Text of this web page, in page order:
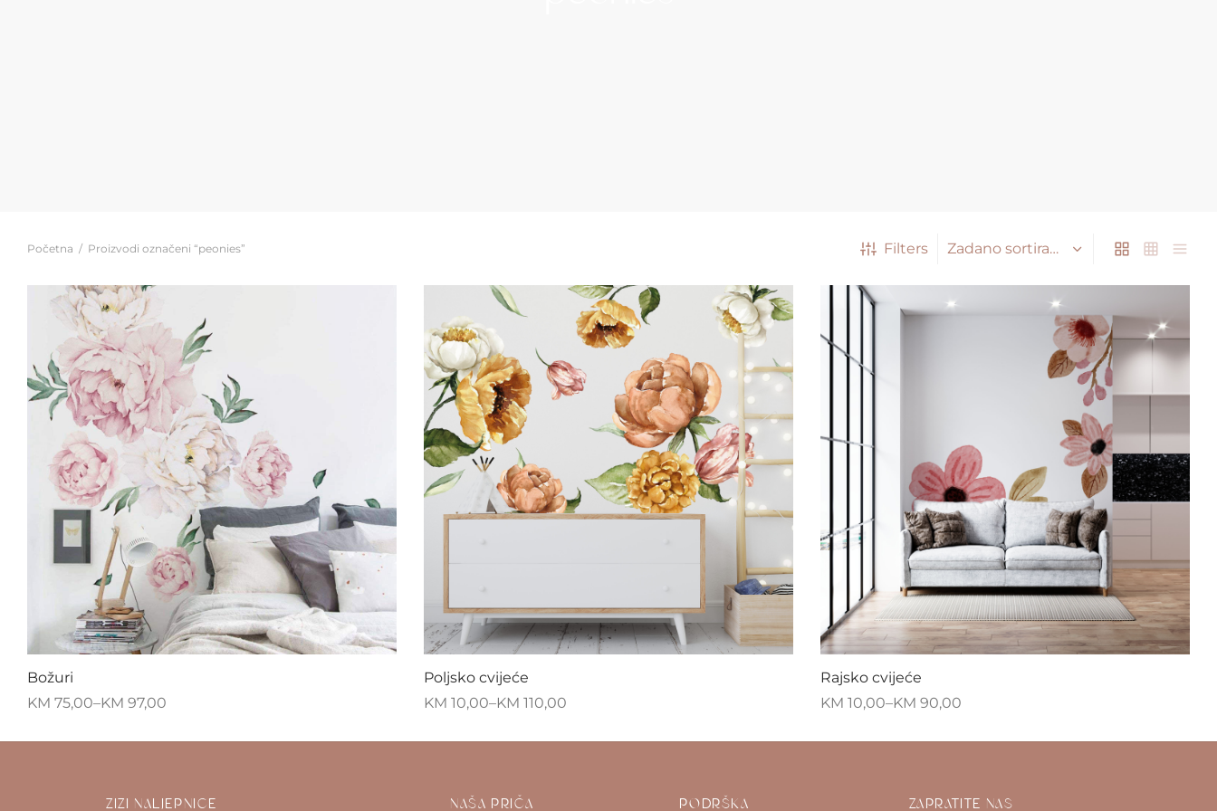
Početna / Proizvodi označeni “peonies” Filters
Božuri
KM 75,00–KM 97,00
Poljsko cvijeće
KM 10,00–KM 110,00
Rajsko cvijeće
KM 10,00–KM 90,00
ZIZI NALJEPNICE NAŠA PRIČA PODRŠKA ZAPRATITE NAS